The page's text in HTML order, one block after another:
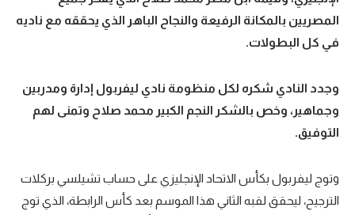
المصريين بالمكانة الرفيعة والنجاح الباهر الذي يحققه مع ناديه
في كل البطولات.
وجدد النادي شكره لكل منظومة نادي ليفربول إدارة ومدربين
وجماهير، وخص بالشكر النجم الكبير محمد صلاح وتمنى لهم
التوفيق.
وتوج ليفربول بكأس الاتحاد الإنجليزي على حساب تشيلسي بركلات
الترجيح، ليحقق لقبه الثاني هذا الموسم بعد كأس الرابطة، الذي توج